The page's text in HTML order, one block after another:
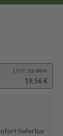
UVP: 22,80 €
19,56 €
lieferbar